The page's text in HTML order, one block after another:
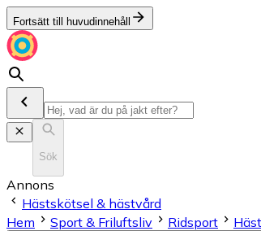
Fortsätt till huvudinnehåll
Sök
Annons
Hästskötsel & hästvård
Hem
Sport & Friluftsliv Ridsport